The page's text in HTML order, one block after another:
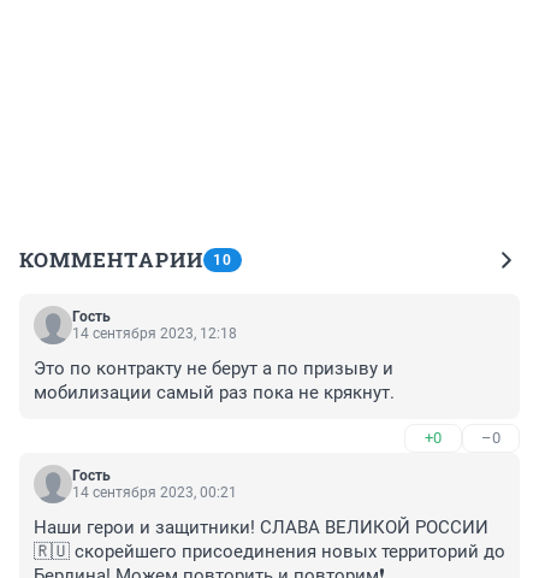
КОММЕНТАРИИ 10
Гость
14 сентября 2023, 12:18
Это по контракту не берут а по призыву и
мобилизации самый раз пока не крякнут.
+0 –0
Гость
14 сентября 2023, 00:21
Наши герои и защитники! СЛАВА ВЕЛИКОЙ РОССИИ
🇷🇺 скорейшего присоединения новых территорий до